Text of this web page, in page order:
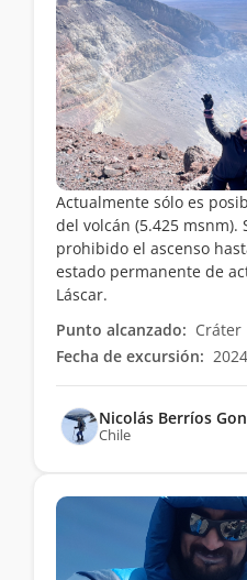
Actualmente sólo es
del volcán (5.425
prohibido el ascenso
estado permanente de
Láscar.
Punto alcanzado: Cráter
Fecha de excursión:
Nicolás Berríos
Chile